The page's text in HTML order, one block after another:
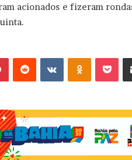
acionados e fizeram
VK OK